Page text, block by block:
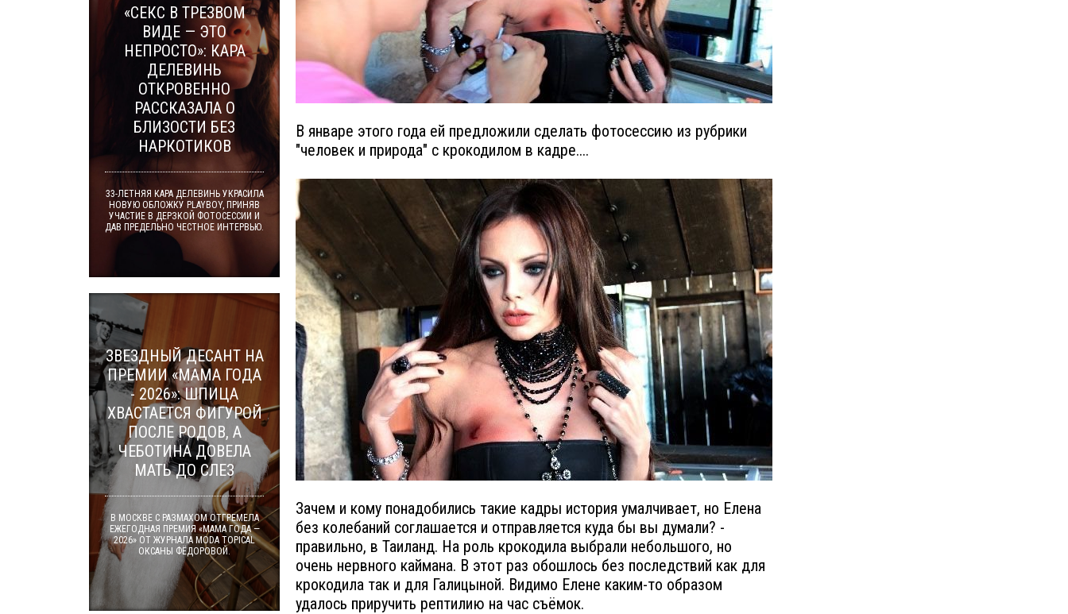
В январе этого года ей предложили сделать фотосессию из рубрики
"человек и природа" с крокодилом в кадре....
Зачем и кому понадобились такие кадры история умалчивает, но Елена
без колебаний соглашается и отправляется куда бы вы думали? -
правильно, в Таиланд. На роль крокодила выбрали небольшого, но
очень нервного каймана. В этот раз обошлось без последствий как для
крокодила так и для Галицыной. Видимо Елене каким-то образом
удалось приручить рептилию на час съёмок.
«СЕКС В ТРЕЗВОМ
ВИДЕ — ЭТО
НЕПРОСТО»: КАРА
ДЕЛЕВИНЬ
ОТКРОВЕННО
РАССКАЗАЛА О
БЛИЗОСТИ БЕЗ
НАРКОТИКОВ
33-ЛЕТНЯЯ КАРА ДЕЛЕВИНЬ УКРАСИЛА
НОВУЮ ОБЛОЖКУ PLAYBOY, ПРИНЯВ
УЧАСТИЕ В ДЕРЗКОЙ ФОТОСЕССИИ И
ДАВ ПРЕДЕЛЬНО ЧЕСТНОЕ ИНТЕРВЬЮ.
ЗВЕЗДНЫЙ ДЕСАНТ НА
ПРЕМИИ «МАМА ГОДА
- 2026»: ШПИЦА
ХВАСТАЕТСЯ ФИГУРОЙ
ПОСЛЕ РОДОВ, А
ЧЕБОТИНА ДОВЕЛА
МАТЬ ДО СЛЕЗ
В МОСКВЕ С РАЗМАХОМ ОТГРЕМЕЛА
ЕЖЕГОДНАЯ ПРЕМИЯ «МАМА ГОДА —
2026» ОТ ЖУРНАЛА MODA TOPICAL
ОКСАНЫ ФЁДОРОВОЙ.